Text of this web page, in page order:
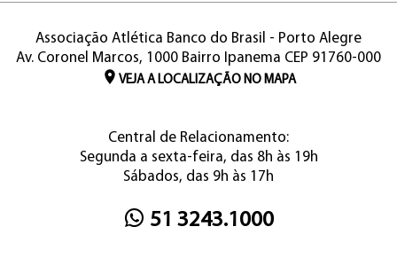
Associação Atlética Banco do Brasil - Porto Alegre
Av. Coronel Marcos, 1000 Bairro Ipanema CEP 91760-000
VEJA A LOCALIZAÇÃO NO MAPA
Central de Relacionamento:
Segunda a sexta-feira, das 8h às 19h
Sábados, das 9h às 17h
51 3243.1000